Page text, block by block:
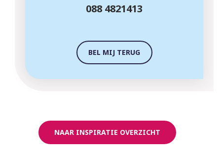
088 4821413
BEL MIJ TERUG
NAAR INSPIRATIE OVERZICHT